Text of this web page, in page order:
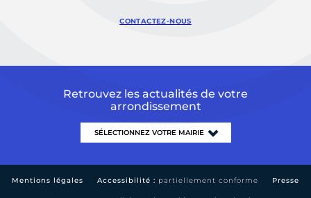
CONTACTEZ-NOUS
Retrouvez les actualités de votre
arrondissement
Mentions légales Accessibilité : partiellement conforme Presse